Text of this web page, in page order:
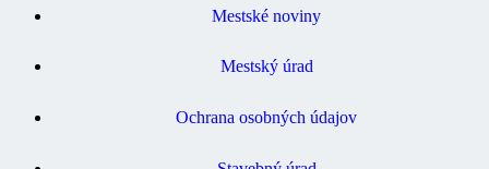
Mestské noviny
Mestský úrad
Ochrana osobných údajov